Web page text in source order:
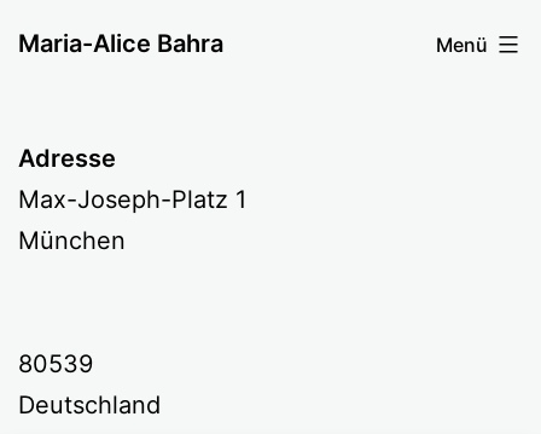
Inhalt
Maria-Alice Bahra Menü
Adresse
Max-Joseph-Platz 1
München
80539
Deutschland